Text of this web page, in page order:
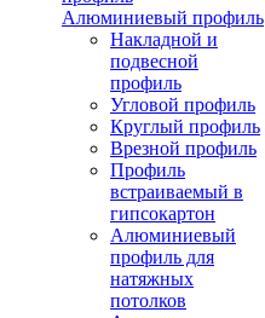
Алюминиевый профиль
Накладной и
подвесной
профиль
Угловой профиль
Круглый профиль
Врезной профиль
Профиль
встраиваемый в
гипсокартон
Алюминиевый
профиль для
натяжных
потолков